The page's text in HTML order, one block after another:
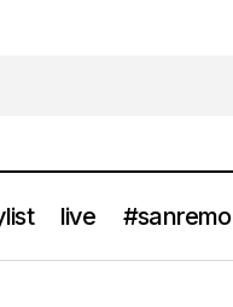
live #sanremo